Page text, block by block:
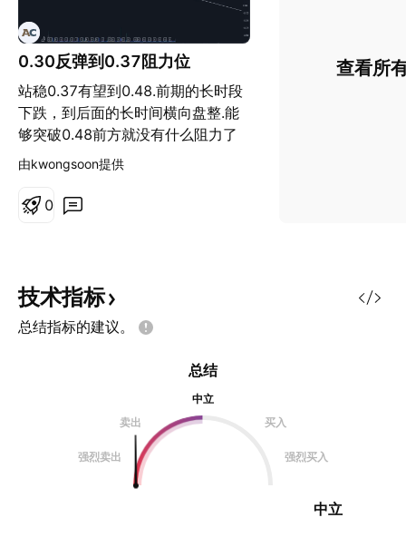
0.30反弹到0.37阻力位
站稳0.37有望到0.48.前期的长时段
下跌，到后面的长时间横向盘整.能
够突破0.48前方就没有什么阻力了
由kwongsoon提供
0
查看所
技术指标
总结指标的建议。
总结
中立
卖出
买入
强烈卖出 强烈买入
中立